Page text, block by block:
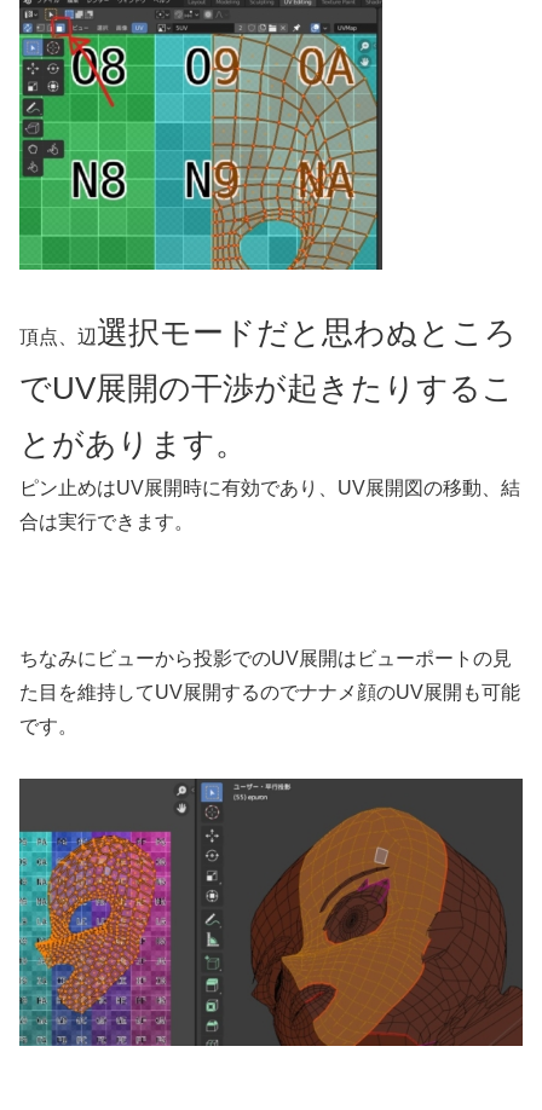
頂点、辺 選択モードだと思わぬところ
でUV展開の干渉が起きたりするこ
とがあります。
ピン止めはUV展開時に有効であり、UV展開図の移動、結
合は実行できます。
ちなみにビューから投影でのUV展開はビューポートの見
た目を維持してUV展開するのでナナメ顔のUV展開も可能
です。